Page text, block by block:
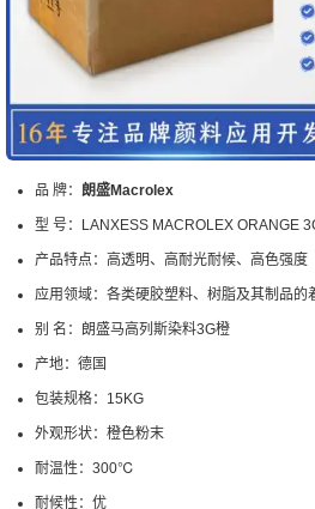
品 牌： 朗盛Macrolex
型 号： LANXESS MACROLEX ORANGE
产品特点： 高透明、高耐光耐候、高色强度
应用领域： 各类硬胶塑料、树脂及其制品的
别 名： 朗盛马高列斯染料3G橙
产地： 德国
包装规格： 15KG
外观形状： 橙色粉末
耐温性： 300℃
耐候性： 优